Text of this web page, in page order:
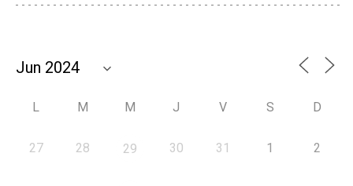
L M M J V S D
27 28 29 30 31 1 2